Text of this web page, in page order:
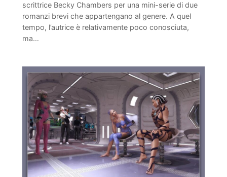
scrittrice Becky Chambers per una mini-serie di due
romanzi brevi che appartengano al genere. A quel
tempo, l’autrice è relativamente poco conosciuta,
ma…